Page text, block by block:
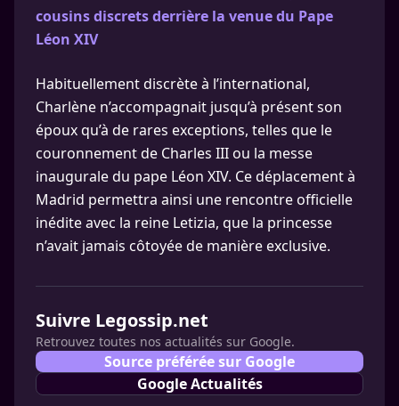
cousins discrets derrière la venue du Pape
Léon XIV
Habituellement discrète à l’international,
Charlène n’accompagnait jusqu’à présent son
époux qu’à de rares exceptions, telles que le
couronnement de Charles III ou la messe
inaugurale du pape Léon XIV. Ce déplacement à
Madrid permettra ainsi une rencontre officielle
inédite avec la reine Letizia, que la princesse
n’avait jamais côtoyée de manière exclusive.
Suivre Legossip.net
Retrouvez toutes nos actualités sur Google.
Source préférée sur Google
Google Actualités